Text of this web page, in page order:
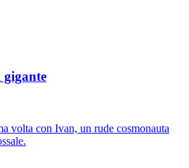
gigante
volta con Ivan, un rude cosmonauta